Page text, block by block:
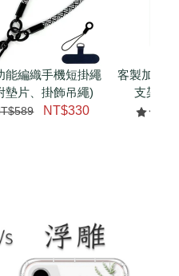
瀏覽全部
睛透氣網眼透
口斜背包
大眼睛透氣網
視手提沙灘包
能編織手機短掛繩
墊片、掛飾吊繩)
NT$330
客製加購
支架 腕